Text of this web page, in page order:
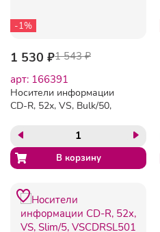
-1%
1 530 ₽1 543 ₽
арт: 166391
Носители информации
CD-R, 52x, VS, Bulk/50,